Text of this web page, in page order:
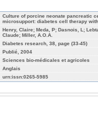
Culture of porcine neonate pancreatic
microsupport: diabetes cell therapy
Henry, Claire; Meda, P; Dasnois, L;
Claude; Miller, A.O.A.
Diabetes research, 38, page (33-45)
Publié, 2004
Sciences bio-médicales et agricoles
Anglais
urn:issn:0265-5985